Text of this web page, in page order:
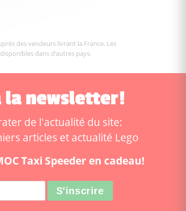
des vendeurs livrant la France. Les
dans d’autres pays.
la newsletter!
de l'actualité du site:
articles et actualité Lego
Taxi Speeder en cadeau!